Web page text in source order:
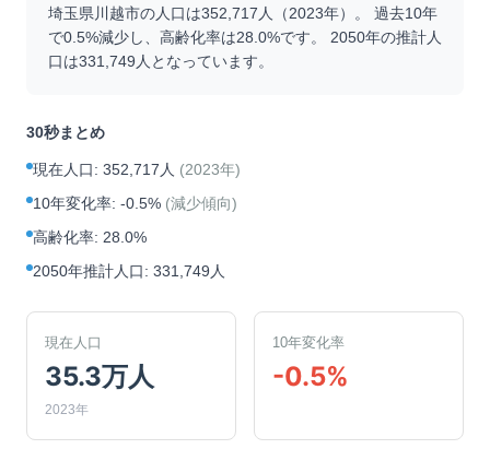
埼玉県 川越市の人口は352,717 人（2023年）。 過去10年
で0.5%減少し、高齢化率は28.0%です。 2050年の推計人
口は331,749 人となっています。
30秒まとめ
現在人口: 352,717人 (2023年)
10年変化率: -0.5% (減少傾向)
高齢化率: 28.0%
2050年推計人口: 331,749人
現在人口
35.3万人
2023年
10年変化率
-0.5%